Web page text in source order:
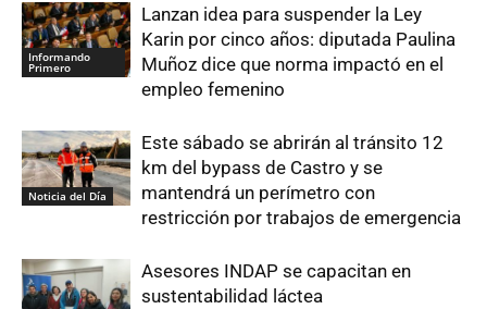
Informando
Primero
Lanzan idea para suspender la Ley
Karin por cinco años: diputada Paulina
Muñoz dice que norma impactó en el
empleo femenino
Noticia del Día
Este sábado se abrirán al tránsito 12
km del bypass de Castro y se
mantendrá un perímetro con
restricción por trabajos de emergencia
Asesores INDAP se capacitan en
sustentabilidad láctea